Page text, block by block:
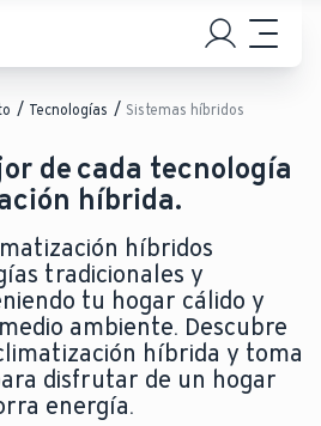
Tecnologías Sistemas híbridos
de cada tecnología
híbrida.
híbridos
tradicionales y
tu hogar cálido y
ambiente. Descubre
híbrida y toma
disfrutar de un hogar
energía.